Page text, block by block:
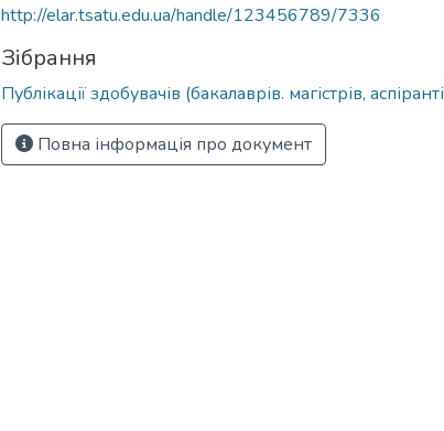
http://elar.tsatu.edu.ua/handle/123456789/7336
Зібрання
Публікації здобувачів (бакалаврів. магістрів,
Повна інформація про документ